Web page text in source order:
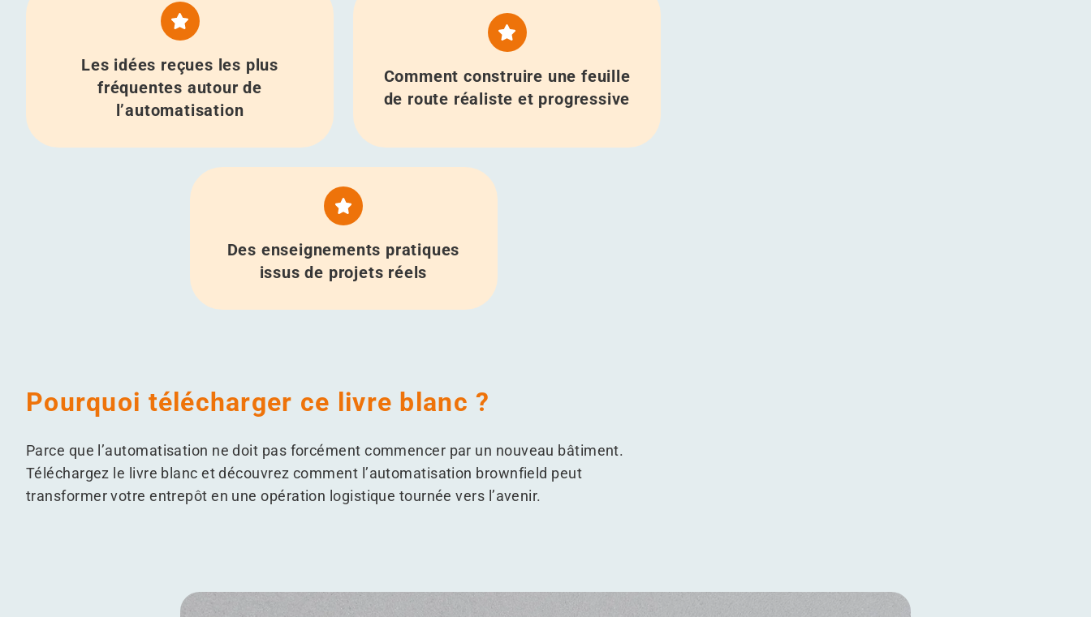
Les idées reçues les plus
fréquentes autour de
l’automatisation
Comment construire une feuille
de route réaliste et progressive
Des enseignements pratiques
issus de projets réels
Pourquoi télécharger ce livre blanc ?
Parce que l’automatisation ne doit pas forcément commencer par un nouveau bâtiment.
Téléchargez le livre blanc et découvrez comment l’automatisation brownfield peut
transformer votre entrepôt en une opération logistique tournée vers l’avenir.